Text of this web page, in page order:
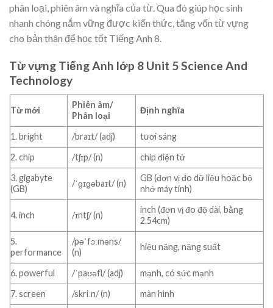
phân loại, phiên âm và nghĩa của từ. Qua đó giúp học sinh
nhanh chóng nắm vững được kiến thức, tăng vốn từ vựng
cho bản thân để học tốt Tiếng Anh 8.
Từ vựng Tiếng Anh lớp 8 Unit 5 Science And
Technology
Từ mới
Phiên âm/
Phân loại
Định nghĩa
1. bright /braɪt/ (adj)
tươi sáng
2. chip
/tʃɪp/ (n)
chíp điện tử
3. gigabyte
(GB)
/ˈɡɪɡəbaɪt/ (n)
GB (đơn vị đo dữ liệu hoặc bộ
nhớ máy tính)
4. inch /ɪntʃ/ (n)
inch (đơn vị đo độ dài, bằng
2.54cm)
5.
performance
/pəˈfɔːməns/
(n)
hiệu năng, năng suất
6. powerful /ˈpaʊəfl/ (adj)
mạnh, có sức mạnh
7. screen
/skriːn/ (n)
màn hình